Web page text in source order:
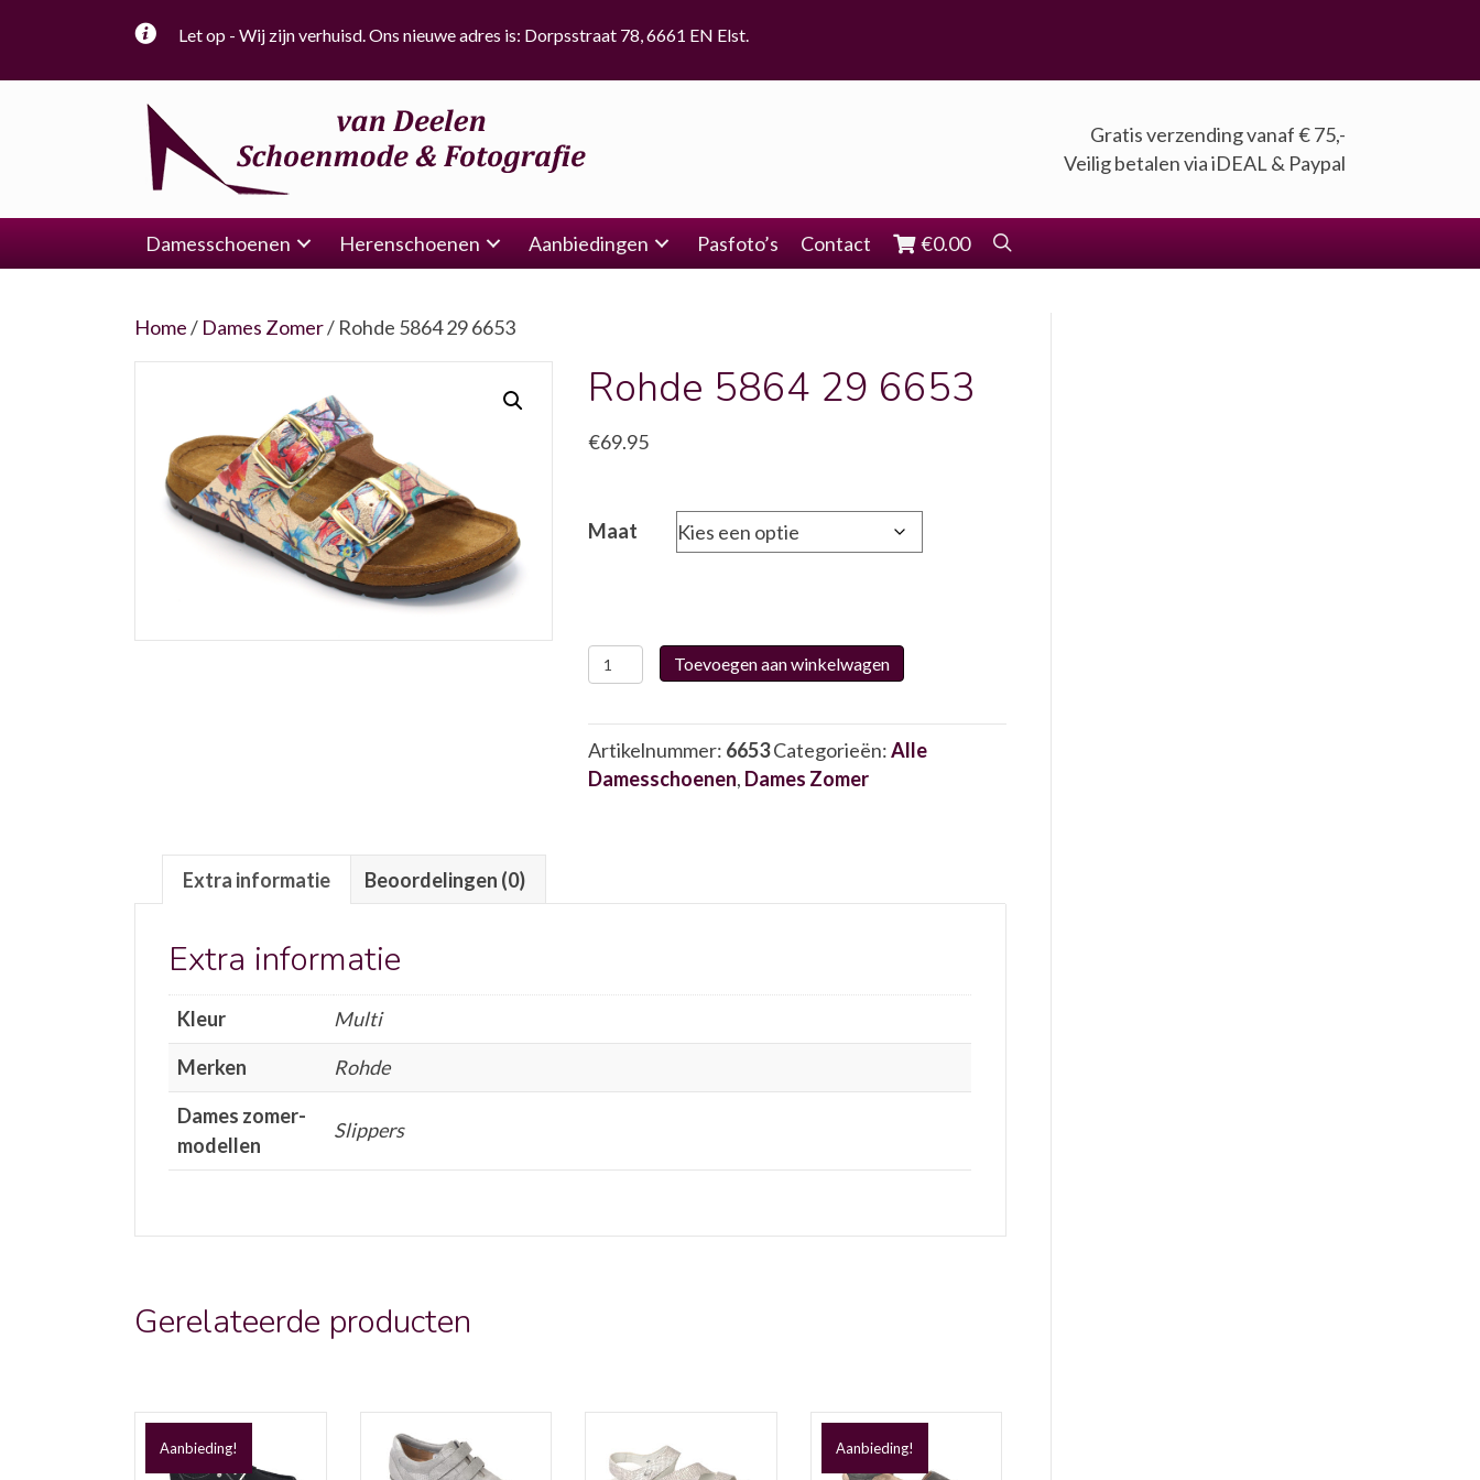
Let op - Wij zijn verhuisd. Ons nieuwe adres is: Dorpsstraat 78, 6661 EN Elst.
Gratis verzending vanaf € 75,-
Veilig betalen via iDEAL & Paypal
Damesschoenen Herenschoenen Aanbiedingen Pasfoto’s Contact €0.00
Home/ Dames Zomer/ Rohde 5864 29 6653
Rohde 5864 29 6653
€69.95
Maat
Rohde
5864
6653
aantal
Toevoegen aan winkelwagen
Artikelnummer: 6653 Categorieën:Alle
Damesschoenen, Dames Zomer
Extra informatie Beoordelingen (0)
Extra informatie
Kleur
Multi
Merken
Rohde
Dames zomer-
modellen
Slippers
Gerelateerde producten
Aanbieding! Aanbieding!